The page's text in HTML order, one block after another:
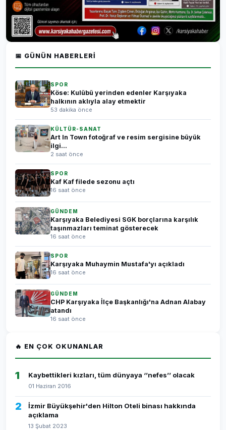
📅 GÜNÜN HABERLERI
SPOR
Köse: Kulübü yerinden edenler Karşıyaka
halkının aklıyla alay etmektir
53 dakika önce
KÜLTÜR-SANAT
Art In Town fotoğraf ve resim sergisine büyük
ilgi...
2 saat önce
SPOR
Kaf Kaf filede sezonu açtı
16 saat önce
GÜNDEM
Karşıyaka Belediyesi SGK borçlarına karşılık
taşınmazları teminat gösterecek
16 saat önce
SPOR
Karşıyaka Muhaymin Mustafa'yı açıkladı
16 saat önce
GÜNDEM
CHP Karşıyaka İlçe Başkanlığı'na Adnan Alabay
atandı
16 saat önce
🔥 EN ÇOK OKUNANLAR
1 Kaybettikleri kızları, tüm dünyaya ‘’nefes’’ olacak
01 Haziran 2016
2
İzmir Büyükşehir'den Hilton Oteli binası hakkında
açıklama
13 Şubat 2023